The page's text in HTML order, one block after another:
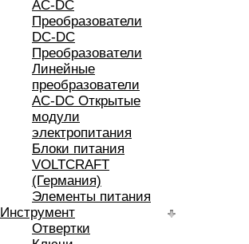
AC-DC
Преобразователи
DC-DC
Преобразователи
Линейные
преобразователи
AC-DC Открытые
модули
электропитания
Блоки питания
VOLTCRAFT
(Германия)
Элементы питания
Инструмент
Отвертки